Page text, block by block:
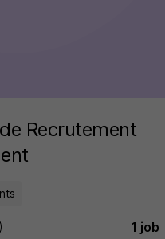
Recrutement
1 job